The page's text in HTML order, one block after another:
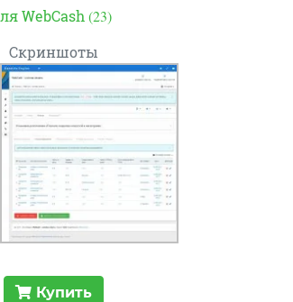
WebCash (23)
Скриншоты
Купить